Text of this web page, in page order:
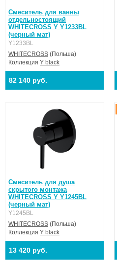
Смеситель для ванны
отдельностоящий
WHITECROSS Y Y1233BL
(черный мат)
Y1233BL
WHITECROSS (Польша)
Коллекция Y black
82 140 руб.
Смеситель для душа
скрытого монтажа
WHITECROSS Y Y1245BL
(черный мат)
Y1245BL
WHITECROSS (Польша)
Коллекция Y black
13 420 руб.